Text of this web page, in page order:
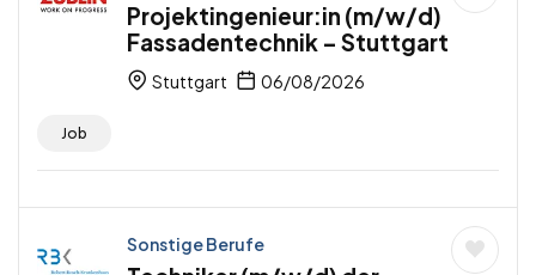
Projektingenieur:in (m/w/d)
Fassadentechnik – Stuttgart
Stuttgart 06/08/2026
Job
Sonstige Berufe